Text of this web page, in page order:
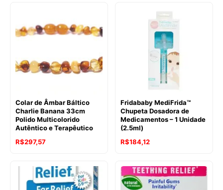
R$188,90.R$147,68.
Colar de Âmbar Báltico
Charlie Banana 33cm
Polido Multicolorido
Autêntico e Terapêutico
R$297,57
Fridababy MediFrida™
Chupeta Dosadora de
Medicamentos – 1 Unidade
(2.5ml)
R$184,12